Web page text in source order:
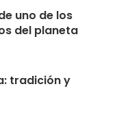
uno de los
del planeta
tradición y